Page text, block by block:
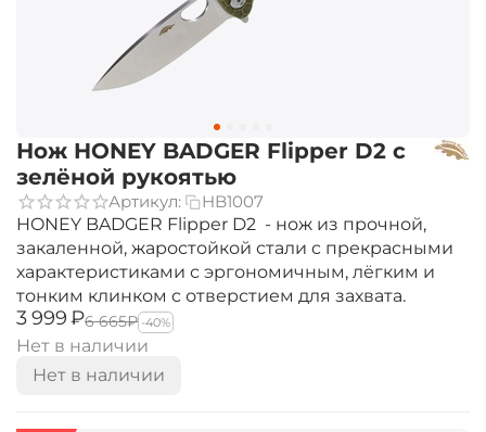
Нож HONEY BADGER Flipper D2 с
зелёной рукоятью
Артикул:
HB1007
HONEY BADGER Flipper D2 - нож из прочной,
закаленной, жаростойкой стали c прекрасными
характеристиками с эргономичным, лёгким и
тонким клинком c отверстием для захвата.
‍3 999‍₽‍6 665‍₽ -40%
Нет в наличии
Нет в наличии